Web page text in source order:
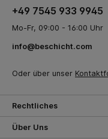
+49 7545 933 9945
Mo-Fr, 09:00 - 16:00 Uhr
info@beschicht.com
Oder über unser
Rechtliches
Über Uns